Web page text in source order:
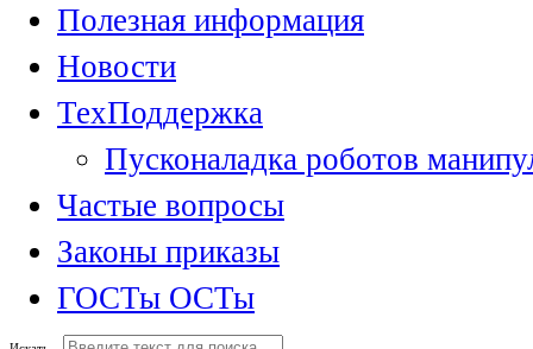
Полезная информация
Новости
ТехПоддержка
Пусконаладка роботов
Частые вопросы
Законы приказы
ГОСТы ОСТы